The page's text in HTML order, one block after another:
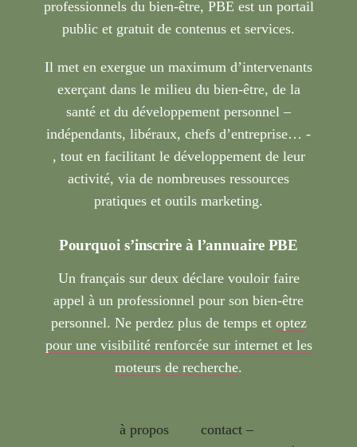
professionnels du bien-être, PBE est un portail
public et gratuit de contenus et services.
Il met en exergue un maximum d’intervenants
exerçant dans le milieu du bien-être, de la
santé et du développement personnel –
indépendants, libéraux, chefs d’entreprise… -
, tout en facilitant le développement de leur
activité, via de nombreuses ressources
pratiques et outils marketing.
Pourquoi s’inscrire à l’annuaire PBE
Un français sur deux déclare vouloir faire
appel à un professionnel pour son bien-être
personnel. Ne perdez plus de temps et optez
pour une visibilité renforcée sur internet et les
moteurs de recherche.
à propos
contact –